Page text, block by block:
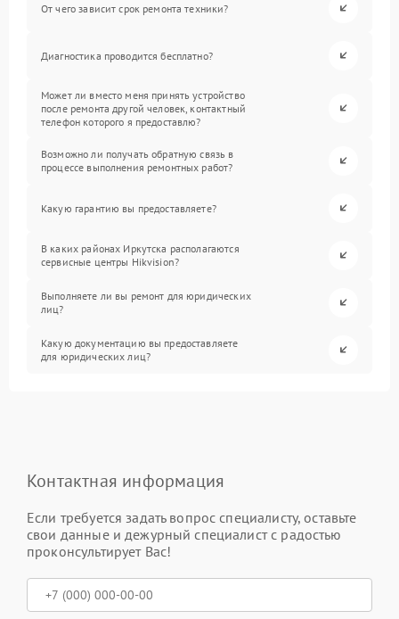
От чего зависит срок ремонта техники?
Диагностика проводится бесплатно?
Может ли вместо меня принять устройство
после ремонта другой человек, контактный
телефон которого я предоставлю?
Возможно ли получать обратную связь в
процессе выполнения ремонтных работ?
Какую гарантию вы предоставляете?
В каких районах Иркутска располагаются
сервисные центры Hikvision?
Выполняете ли вы ремонт для юридических
лиц?
Какую документацию вы предоставляете
для юридических лиц?
Контактная информация
Если требуется задать вопрос специалисту, оставьте
свои данные и дежурный специалист с радостью
проконсультирует Вас!